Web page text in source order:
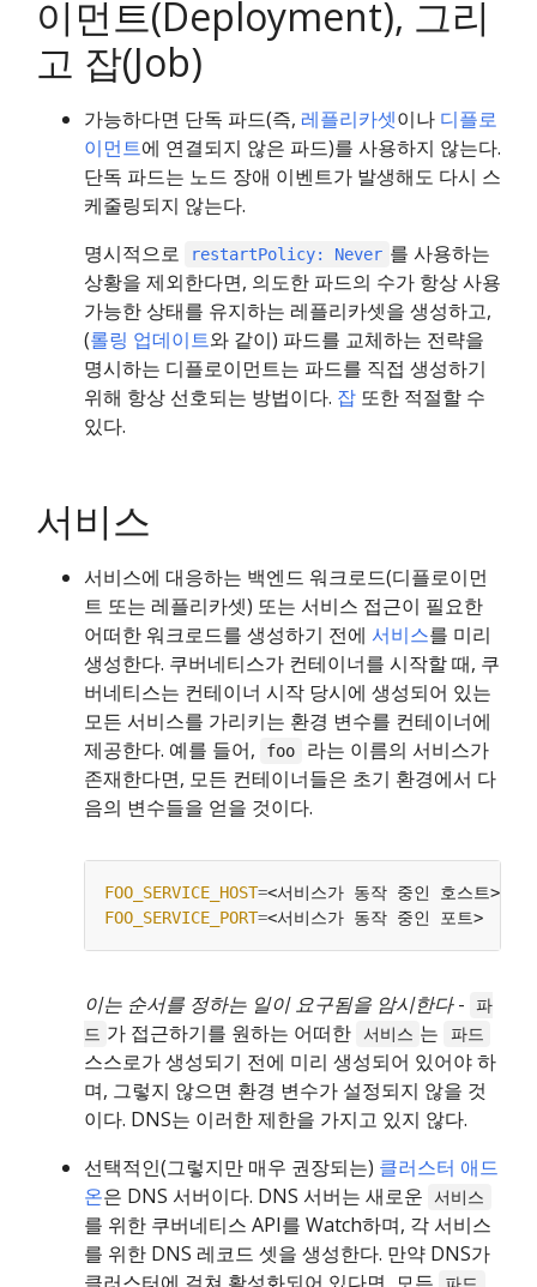
이먼트(Deployment), 그리
고 잡(Job)
가능하다면 단독 파드(즉, 레플리카셋이나 디플로
이먼트에 연결되지 않은 파드)를 사용하지 않는다.
단독 파드는 노드 장애 이벤트가 발생해도 다시 스
케줄링되지 않는다.
명시적으로
restartPolicy: Never 를 사용하는
상황을 제외한다면, 의도한 파드의 수가 항상 사용
가능한 상태를 유지하는 레플리카셋을 생성하고,
(롤링 업데이트와 같이) 파드를 교체하는 전략을
명시하는 디플로이먼트는 파드를 직접 생성하기
위해 항상 선호되는 방법이다. 잡 또한 적절할 수
있다.
서비스
서비스에 대응하는 백엔드 워크로드(디플로이먼
트 또는 레플리카셋) 또는 서비스 접근이 필요한
어떠한 워크로드를 생성하기 전에 서비스를 미리
생성한다. 쿠버네티스가 컨테이너를 시작할 때, 쿠
버네티스는 컨테이너 시작 당시에 생성되어 있는
모든 서비스를 가리키는 환경 변수를 컨테이너에
제공한다. 예를 들어,
foo
라는 이름의 서비스가
존재한다면, 모든 컨테이너들은 초기 환경에서 다
음의 변수들을 얻을 것이다.
FOO_SERVICE_HOST=
FOO_SERVICE_PORT=
이는 순서를 정하는 일이 요구됨을 암시한다-
파
드 가 접근하기를 원하는 어떠한 서비스 는 파드
스스로가 생성되기 전에 미리 생성되어 있어야 하
며, 그렇지 않으면 환경 변수가 설정되지 않을 것
이다. DNS는 이러한 제한을 가지고 있지 않다.
선택적인(그렇지만 매우 권장되는) 클러스터 애드
온은 DNS 서버이다. DNS 서버는 새로운 서비스
를 위한 쿠버네티스 API를 Watch하며, 각 서비스
를 위한 DNS 레코드 셋을 생성한다. 만약 DNS가